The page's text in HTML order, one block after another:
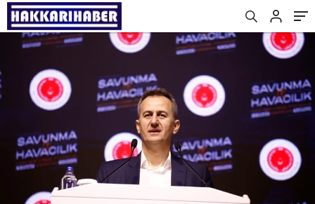
kurulması için adım atacak